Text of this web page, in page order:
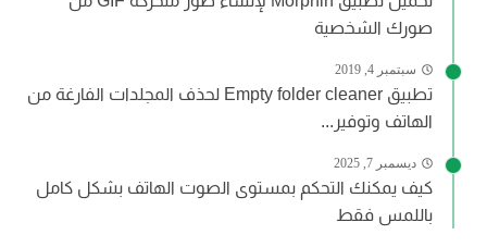
صورك الشخصية
سبتمبر 4, 2019
تطبيق Empty folder cleaner لحذف المجلدات الفارغة من
الهاتف وتوفير...
ديسمبر 7, 2025
كيف يمكنك التحكم بمستوى الصوت الهاتف بشكل كامل
باللمس فقط